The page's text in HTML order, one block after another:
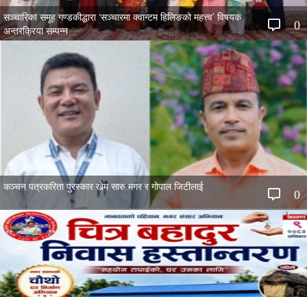
0
सञ्चारिका समूह गण्डकीद्धारा ‘सञ्चारमा क्वान्टम हिलिङको महत्त्व’ विषयक
अन्तरक्रिया सम्पन्न
0
कञ्चन पत्रकरिता पुरस्कार खेम सारु मगर र गोपाल जिटीलाई